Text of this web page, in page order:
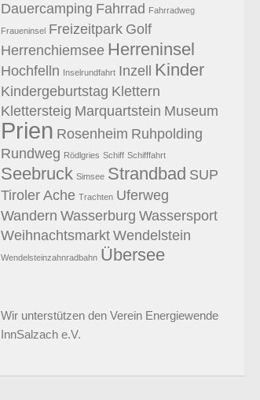
Dauercamping Fahrrad Fahrradweg
Fraueninsel Freizeitpark Golf
Herrenchiemsee Herreninsel
Hochfelln Inselrundfahrt Inzell Kinder
Kindergeburtstag Klettern
Klettersteig Marquartstein Museum
Prien Rosenheim Ruhpolding
Rundweg Rödlgries Schiff Schifffahrt
Seebruck Simsee Strandbad SUP
Tiroler Ache Trachten Uferweg
Wandern Wasserburg Wassersport
Weihnachtsmarkt Wendelstein
Wendelsteinzahnradbahn Übersee
Wir unterstützen den Verein Energiewende
InnSalzach e.V.